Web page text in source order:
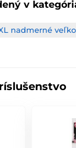
v
nadmerné